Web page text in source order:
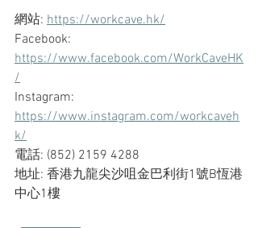
網站: https://workcave.hk/
Facebook:
https://www.facebook.com/WorkCaveHK
/
Instagram:
https://www.instagram.com/workcaveh
k/
電話: (852) 2159 4288
地址: 香港九龍尖沙咀金巴利街1號B恆港
中心1樓